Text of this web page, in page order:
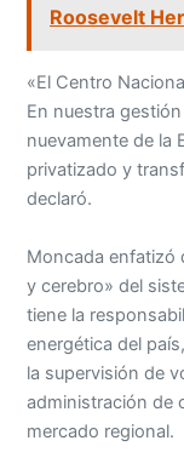
Roosevelt
«El Centro
En nuestra
nuevamente de la
privatizado y
declaró.
Moncada enfatizó
y cerebro» del
tiene la
energética del
la supervisión de
administración de
mercado regional.